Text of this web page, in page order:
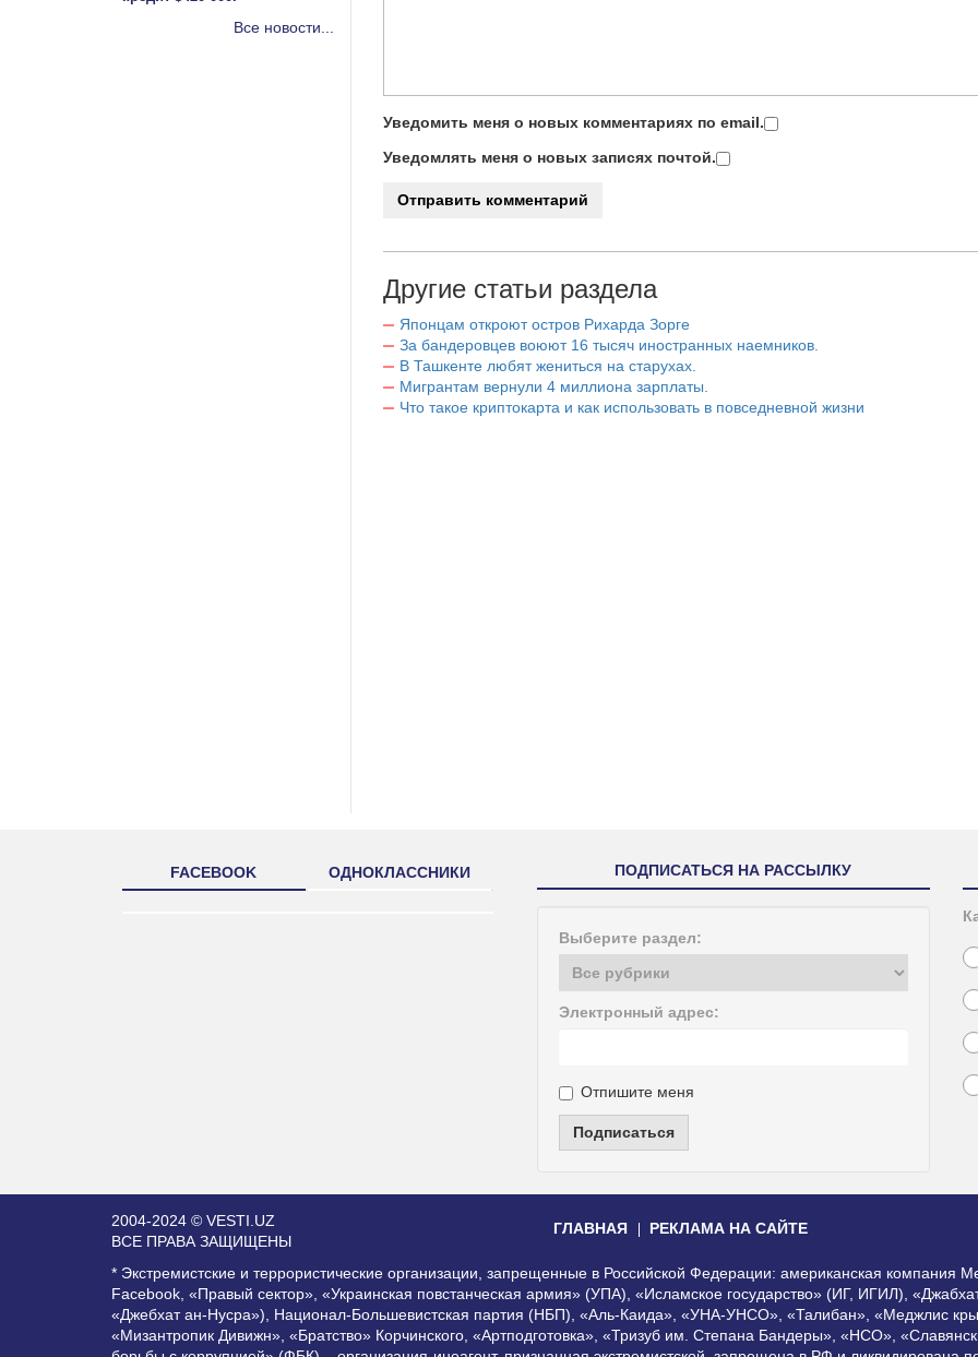
Уведомить меня о новых комментариях по email.
Уведомлять меня о новых записях почтой.
Другие статьи раздела
Японцам откроют остров Рихарда Зорге
За бандеровцев воюют 16 тысяч иностранных наемников.
В Ташкенте любят жениться на старухах.
Мигрантам вернули 4 миллиона зарплаты.
Что такое криптокарта и как использовать в повседневной жизни
Все новости...
FACEBOOK ОДНОКЛАССНИКИ ПОДПИСАТЬСЯ НА РАССЫЛКУ
Выберите раздел:
Электронный адрес:
Отпишите меня
Подписаться
2004-2024 © VESTI.UZ
ВСЕ ПРАВА ЗАЩИЩЕНЫ
ГЛАВНАЯ РЕКЛАМА НА САЙТЕ
* Экстремистские и террористические организации, запрещенные в Российской Федерации: американская компания
Facebook, «Правый сектор», «Украинская повстанческая армия» (УПА), «Исламское государство» (ИГ, ИГИЛ),
«Джебхат ан-Нусра»), Национал-Большевистская партия (НБП), «Аль-Каида», «УНА-УНСО», «Талибан», «Меджлис
«Мизантропик Дивижн», «Братство» Корчинского, «Артподготовка», «Тризуб им. Степана Бандеры», «НСО»,